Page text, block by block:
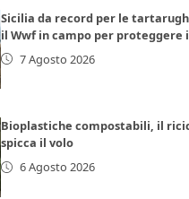
Sicilia da record per le
il Wwf in campo per proteggere
7 Agosto 2026
Bioplastiche compostabili, il
spicca il volo
6 Agosto 2026